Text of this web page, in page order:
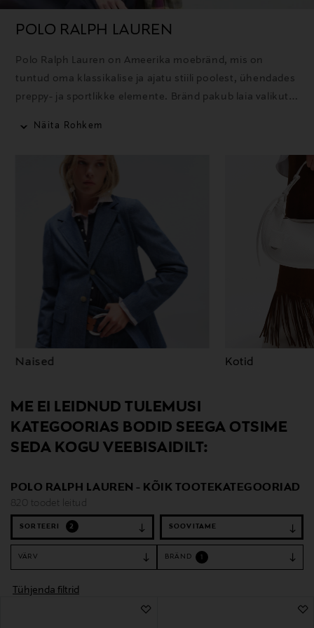
POLO RALPH LAUREN
Polo Ralph Lauren on Ameerika moebränd, mis on
tuntud oma klassikalise ja ajatu stiili poolest, ühendades
preppy- ja sportlikke elemente. Bränd pakub laia valikut
Näita Rohkem
Naised Kotid
ME EI LEIDNUD TULEMUSI
KATEGOORIAS BODID SEEGA OTSIME
SEDA KOGU VEEBISAIDILT:
POLO RALPH LAUREN - KÕIK TOOTEKATEGOORIAD
820 toodet leitud
SORTEERI 2
VÄRV BRÄND
Tühjenda filtrid